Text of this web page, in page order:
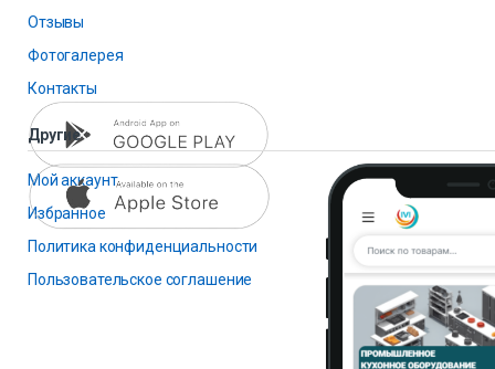
Отзывы
Фотогалерея
Контакты
Другие
Мой аккаунт
Избранное
Политика конфиденциальности
Пользовательское соглашение